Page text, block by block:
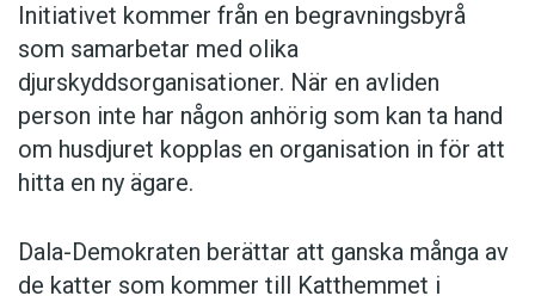
Initiativet kommer från en begravningsbyrå
som samarbetar med olika
djurskyddsorganisationer. När en avliden
person inte har någon anhörig som kan ta hand
om husdjuret kopplas en organisation in för att
hitta en ny ägare.
Dala-Demokraten berättar att ganska många av
de katter som kommer till Katthemmet i